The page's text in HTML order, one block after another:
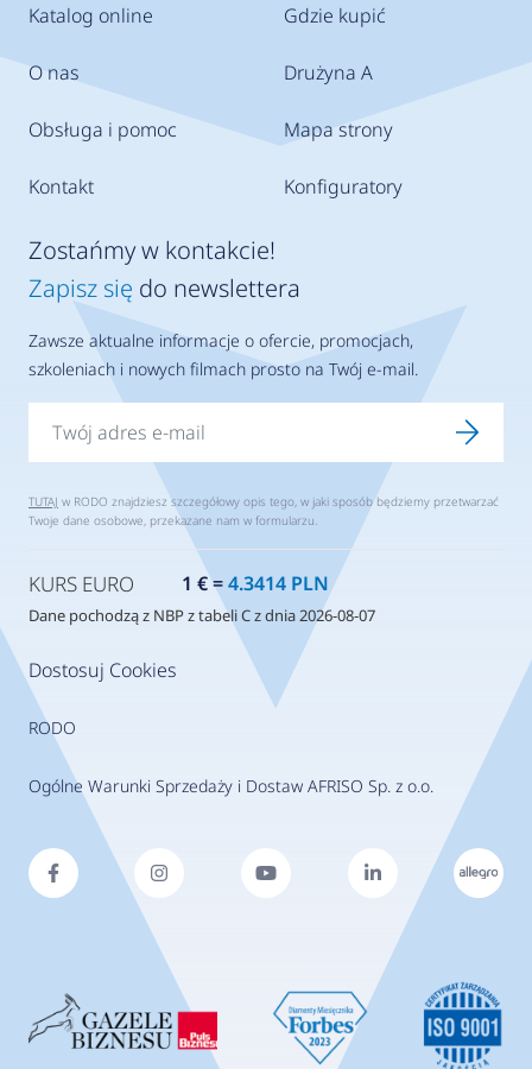
Katalog online
O nas
Obsługa i pomoc
Kontakt
Gdzie kupić
Drużyna A
Mapa strony
Konfiguratory
Dostosuj Cookies
RODO
Ogólne Warunki Sprzedaży i Dostaw AFRISO Sp. z o.o.
Zostańmy w kontakcie!
Zapisz się do newslettera
Zawsze aktualne informacje o ofercie, promocjach,
szkoleniach i nowych filmach prosto na Twój e-mail.
TUTAJ w RODO znajdziesz szczegółowy opis tego, w jaki sposób będziemy przetwarzać
Twoje dane osobowe, przekazane nam w formularzu.
KURS EURO 1 € =4.3414 PLN
Dane pochodzą z NBP z tabeli C z dnia 2026-08-07